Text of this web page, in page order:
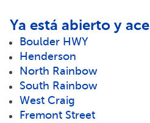
Ya está abierto y
Boulder HWY
Henderson
North Rainbow
South Rainbow
West Craig
Fremont Street